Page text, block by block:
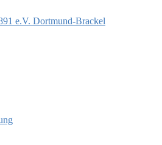
e.V. Dortmund-Brackel